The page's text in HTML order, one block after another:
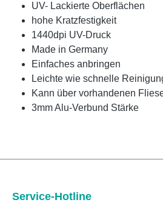
UV- Lackierte Oberflächen
hohe Kratzfestigkeit
1440dpi UV-Druck
Made in Germany
Einfaches anbringen
Leichte wie schnelle
Kann über vorhandenen
3mm Alu-Verbund Stärke
Service-Hotline